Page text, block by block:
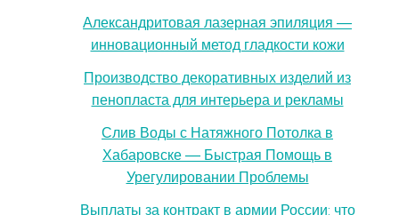
Александритовая лазерная эпиляция —
инновационный метод гладкости кожи
Производство декоративных изделий из
пенопласта для интерьера и рекламы
Слив Воды с Натяжного Потолка в
Хабаровске — Быстрая Помощь в
Урегулировании Проблемы
Выплаты за контракт в армии России: что